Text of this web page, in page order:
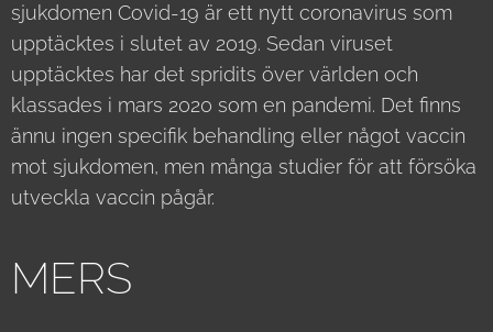
sjukdomen Covid-19 är ett nytt coronavirus som
upptäcktes i slutet av 2019. Sedan viruset
upptäcktes har det spridits över världen och
klassades i mars 2020 som en pandemi. Det finns
ännu ingen specifik behandling eller något vaccin
mot sjukdomen, men många studier för att försöka
utveckla vaccin pågår.
MERS